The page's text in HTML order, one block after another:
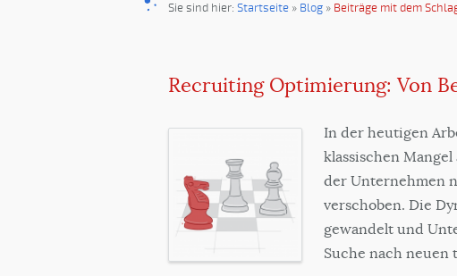
Sie sind hier: Startseite » Blog » Beiträge mit dem
Recruiting Optimierung: Von
In der heutigen
klassischen
der Unternehmen
verschoben. Die
gewandelt und
Suche nach